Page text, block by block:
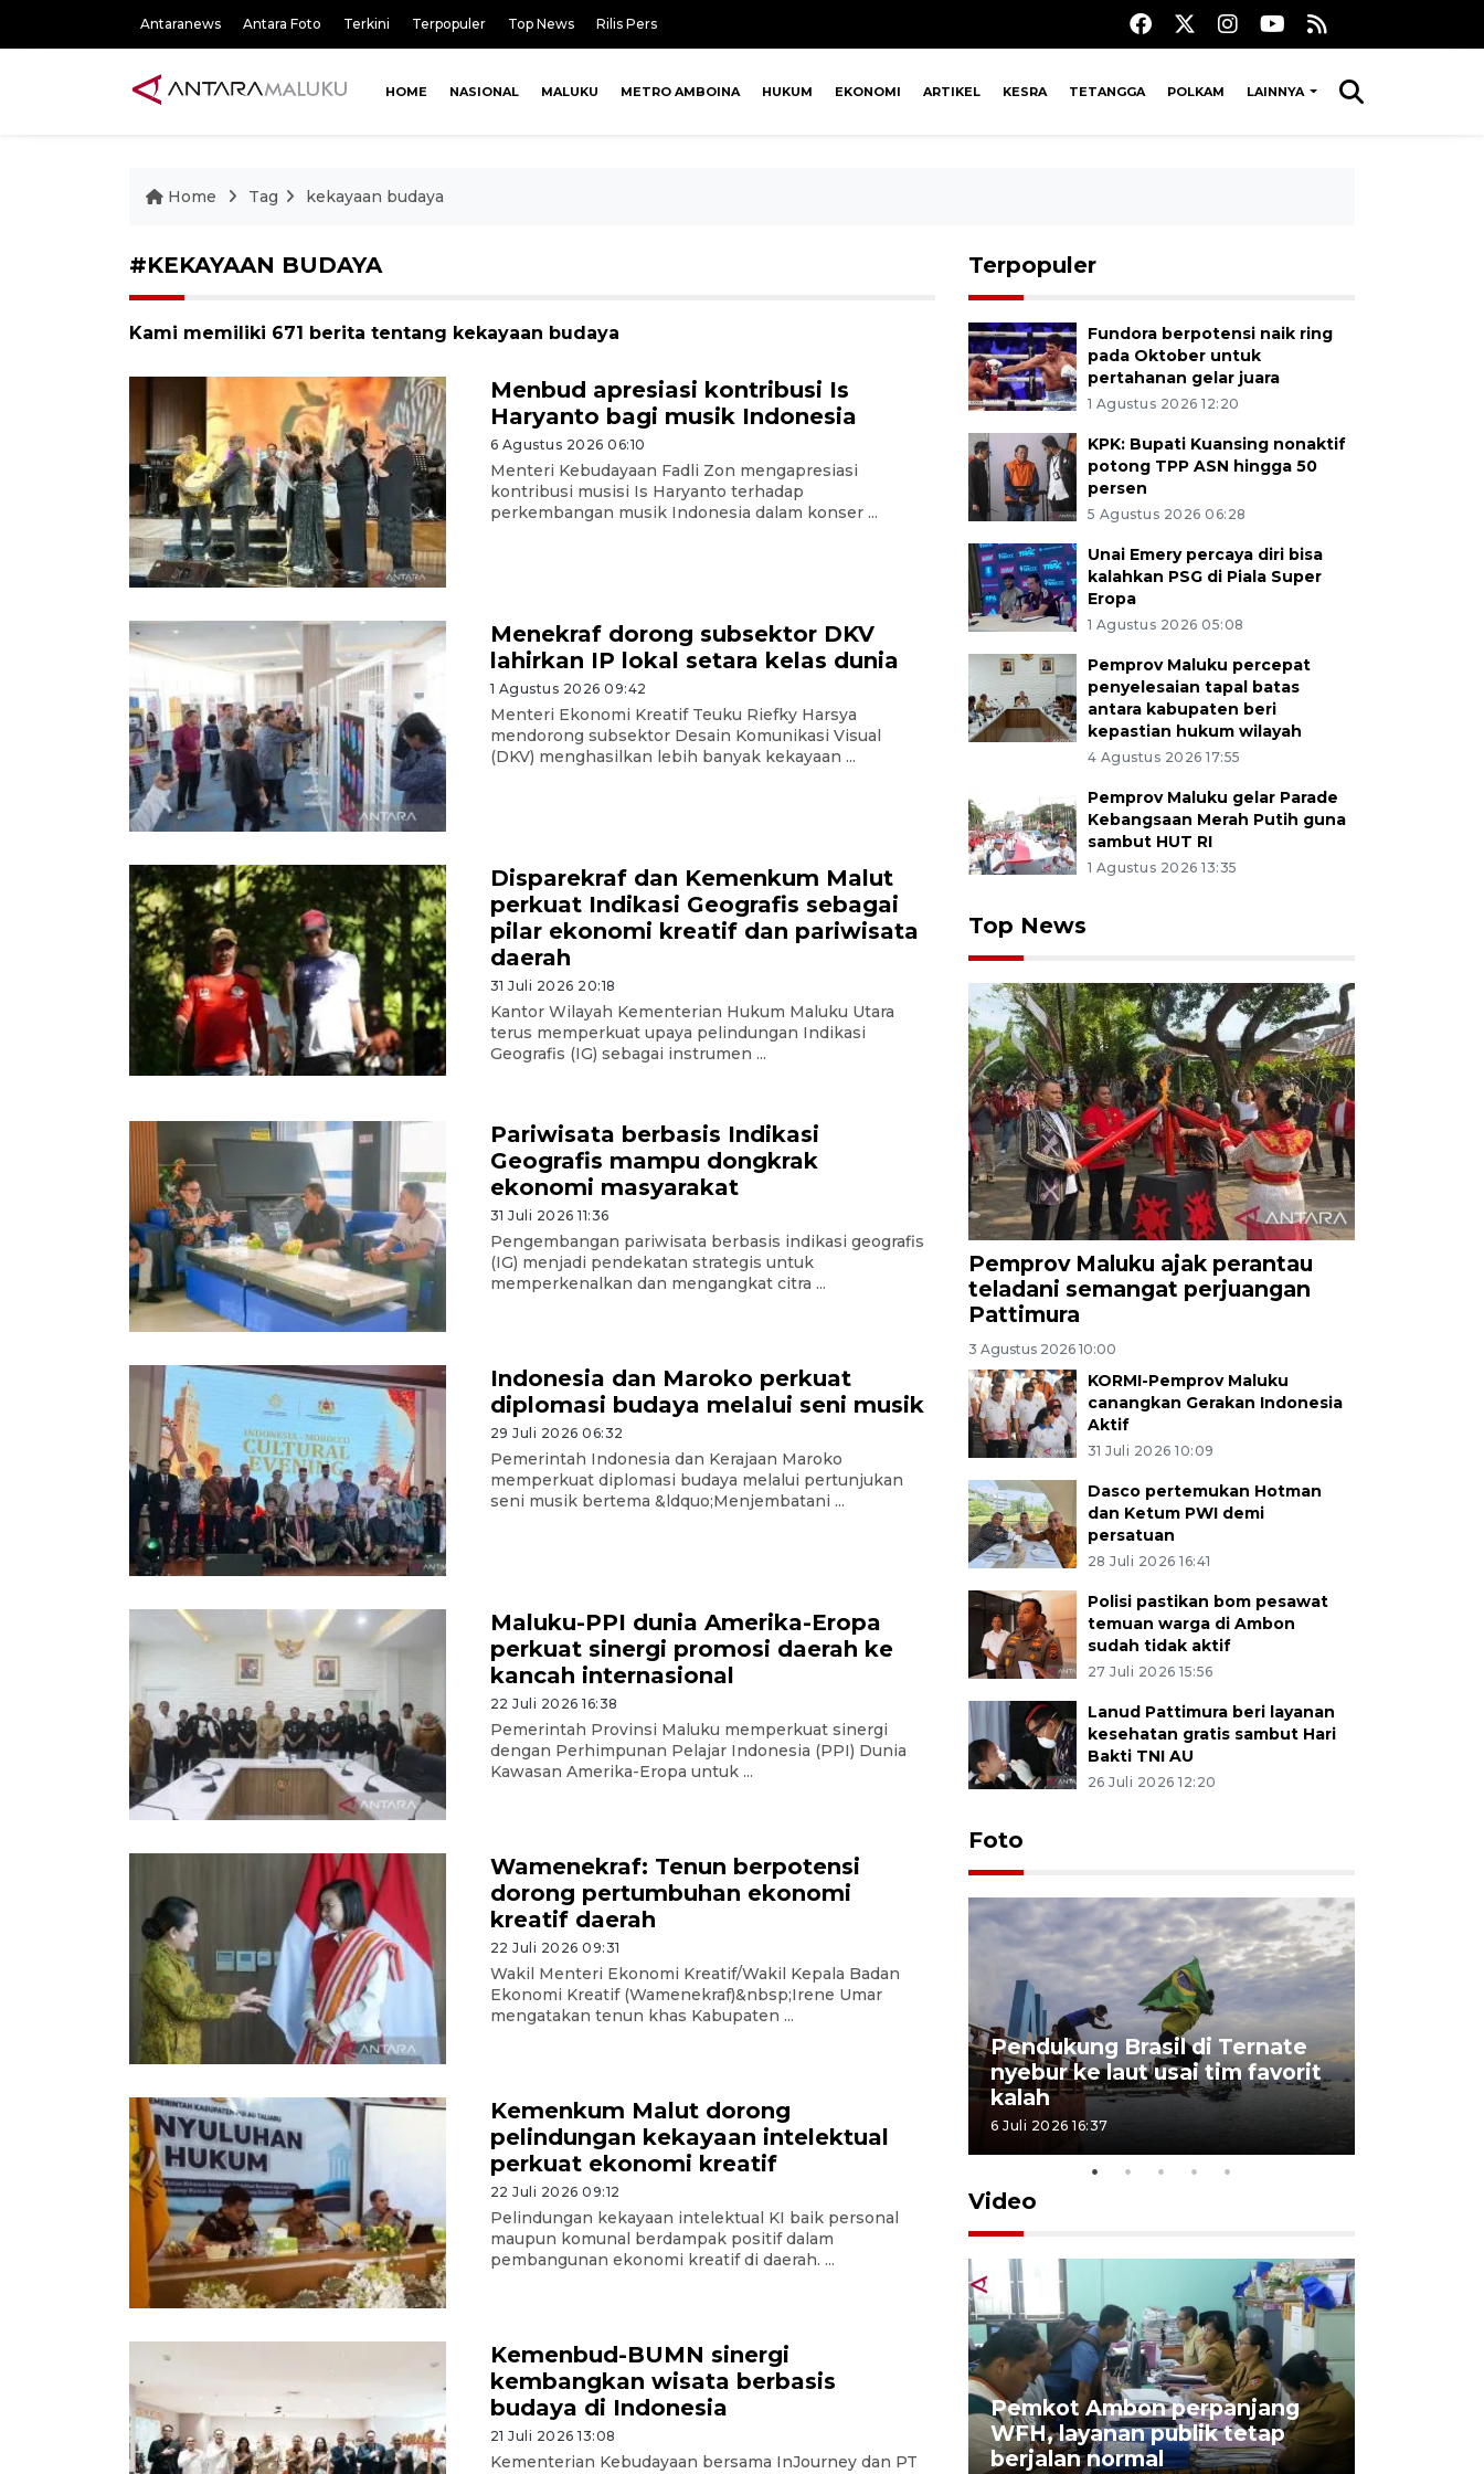
Antaranews Antara Foto Terkini Terpopuler Top News Rilis Pers
HOME NASIONAL MALUKU METRO AMBOINA HUKUM EKONOMI ARTIKEL KESRA TETANGGA POLKAM LAINNYA
Home Tag kekayaan budaya
#KEKAYAAN BUDAYA
Kami memiliki 671 berita tentang kekayaan budaya
Menbud apresiasi kontribusi Is
Haryanto bagi musik Indonesia
6 Agustus 2026 06:10
Menteri Kebudayaan Fadli Zon mengapresiasi
kontribusi musisi Is Haryanto terhadap
perkembangan musik Indonesia dalam konser ...
Menekraf dorong subsektor DKV
lahirkan IP lokal setara kelas dunia
1 Agustus 2026 09:42
Menteri Ekonomi Kreatif Teuku Riefky Harsya
mendorong subsektor Desain Komunikasi Visual
(DKV) menghasilkan lebih banyak kekayaan ...
Disparekraf dan Kemenkum Malut
perkuat Indikasi Geografis sebagai
pilar ekonomi kreatif dan pariwisata
daerah
31 Juli 2026 20:18
Kantor Wilayah Kementerian Hukum Maluku Utara
terus memperkuat upaya pelindungan Indikasi
Geografis (IG) sebagai instrumen ...
Pariwisata berbasis Indikasi
Geografis mampu dongkrak
ekonomi masyarakat
31 Juli 2026 11:36
Pengembangan pariwisata berbasis indikasi geografis
(IG) menjadi pendekatan strategis untuk
memperkenalkan dan mengangkat citra ...
Indonesia dan Maroko perkuat
diplomasi budaya melalui seni musik
29 Juli 2026 06:32
Pemerintah Indonesia dan Kerajaan Maroko
memperkuat diplomasi budaya melalui pertunjukan
seni musik bertema &ldquo;Menjembatani ...
Maluku-PPI dunia Amerika-Eropa
perkuat sinergi promosi daerah ke
kancah internasional
22 Juli 2026 16:38
Pemerintah Provinsi Maluku memperkuat sinergi
dengan Perhimpunan Pelajar Indonesia (PPI) Dunia
Kawasan Amerika-Eropa untuk ...
Wamenekraf: Tenun berpotensi
dorong pertumbuhan ekonomi
kreatif daerah
22 Juli 2026 09:31
Wakil Menteri Ekonomi Kreatif/Wakil Kepala Badan
Ekonomi Kreatif (Wamenekraf)&nbsp;Irene Umar
mengatakan tenun khas Kabupaten ...
Kemenkum Malut dorong
pelindungan kekayaan intelektual
perkuat ekonomi kreatif
22 Juli 2026 09:12
Pelindungan kekayaan intelektual KI baik personal
maupun komunal berdampak positif dalam
pembangunan ekonomi kreatif di daerah. ...
Kemenbud-BUMN sinergi
kembangkan wisata berbasis
budaya di Indonesia
21 Juli 2026 13:08
Kementerian Kebudayaan bersama InJourney dan PT
Terpopuler
Fundora berpotensi naik ring
pada Oktober untuk
pertahanan gelar juara
1 Agustus 2026 12:20
KPK: Bupati Kuansing nonaktif
potong TPP ASN hingga 50
persen
5 Agustus 2026 06:28
Unai Emery percaya diri bisa
kalahkan PSG di Piala Super
Eropa
1 Agustus 2026 05:08
Pemprov Maluku percepat
penyelesaian tapal batas
antara kabupaten beri
kepastian hukum wilayah
4 Agustus 2026 17:55
Pemprov Maluku gelar Parade
Kebangsaan Merah Putih guna
sambut HUT RI
1 Agustus 2026 13:35
Top News
Pemprov Maluku ajak perantau
teladani semangat perjuangan
Pattimura
3 Agustus 2026 10:00
KORMI-Pemprov Maluku
canangkan Gerakan Indonesia
Aktif
31 Juli 2026 10:09
Dasco pertemukan Hotman
dan Ketum PWI demi
persatuan
28 Juli 2026 16:41
Polisi pastikan bom pesawat
temuan warga di Ambon
sudah tidak aktif
27 Juli 2026 15:56
Lanud Pattimura beri layanan
kesehatan gratis sambut Hari
Bakti TNI AU
26 Juli 2026 12:20
Foto
Pasar Higienis
5 Mei 2026 05:32
Pendukung Brasil di Ternate
nyebur ke laut usai tim favorit
kalah
6 Juli 2026 16:37
Video
Ambon ajak semua pihak buka
ruang pada anak di lembaga
pembinaan
Pemkot Ambon perpanjang
WFH, layanan publik tetap
berjalan normal